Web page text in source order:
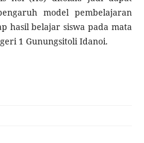
model pembelajaran
hasil belajar siswa pada mata
1 Gunungsitoli Idanoi.